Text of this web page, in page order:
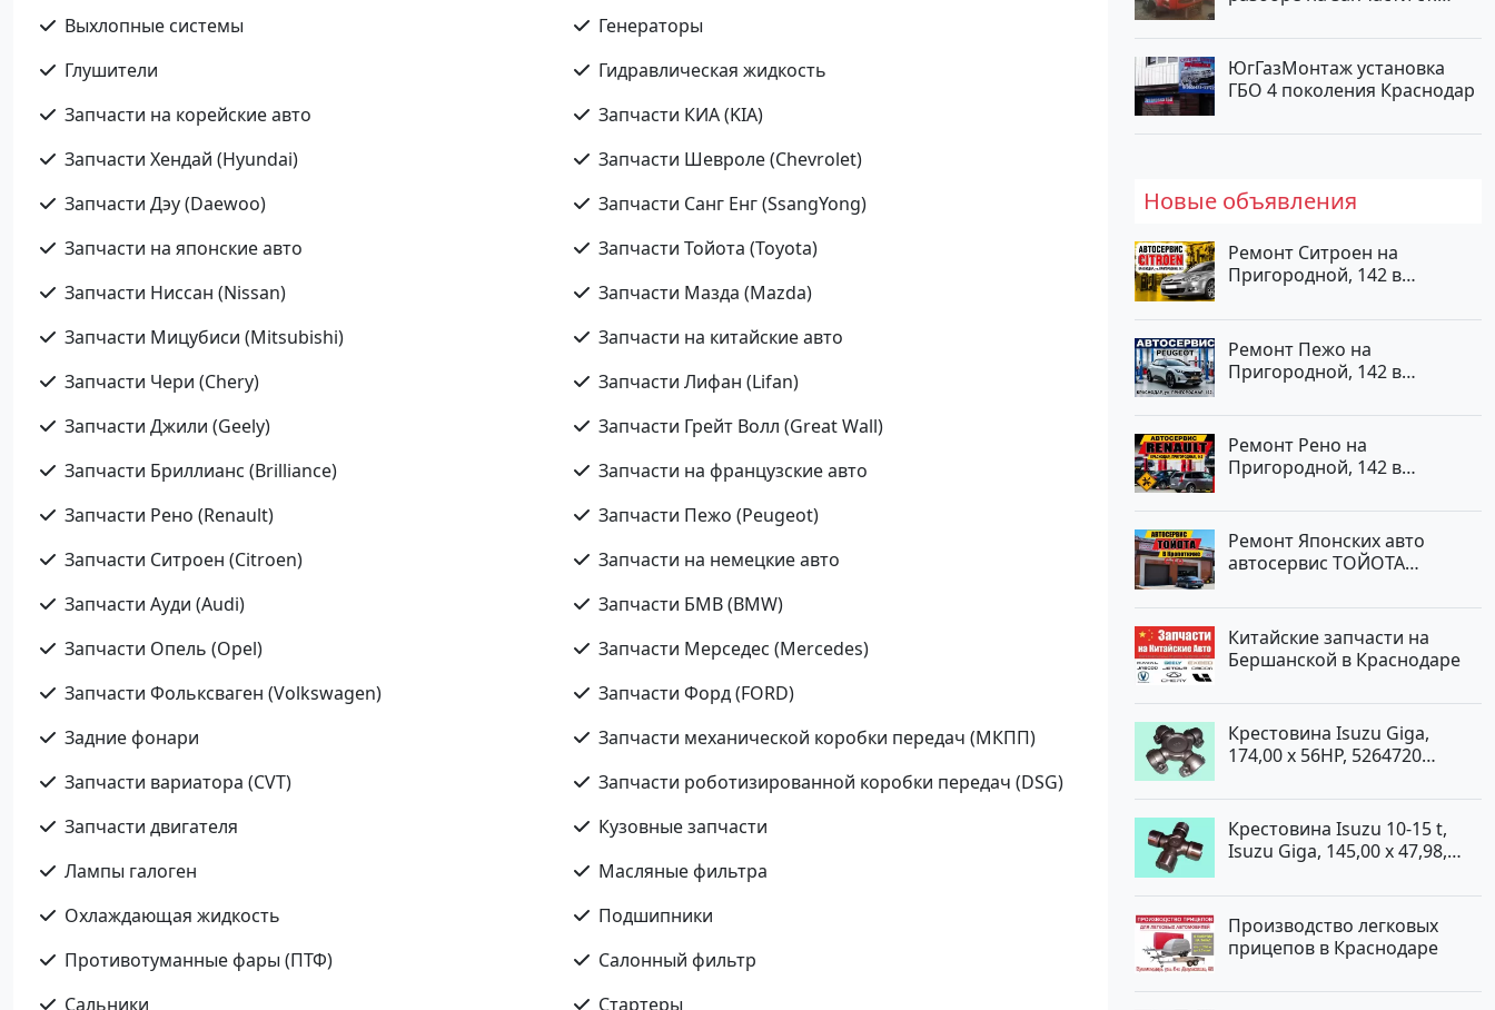
Выхлопные системы
Генераторы
Глушители
Гидравлическая жидкость
Запчасти на корейские авто
Запчасти КИА (KIA)
Запчасти Хендай (Hyundai)
Запчасти Шевроле (Chevrolet)
Запчасти Дэу (Daewoo)
Запчасти Санг Енг (SsangYong)
Запчасти на японские авто
Запчасти Тойота (Toyota)
Запчасти Ниссан (Nissan)
Запчасти Мазда (Mazda)
Запчасти Мицубиси (Mitsubishi)
Запчасти на китайские авто
Запчасти Чери (Chery)
Запчасти Лифан (Lifan)
Запчасти Джили (Geely)
Запчасти Грейт Волл (Great Wall)
Запчасти Бриллианс (Brilliance)
Запчасти на французские авто
Запчасти Рено (Renault)
Запчасти Пежо (Peugeot)
Запчасти Ситроен (Citroen)
Запчасти на немецкие авто
Запчасти Ауди (Audi)
Запчасти БМВ (BMW)
Запчасти Опель (Opel)
Запчасти Мерседес (Mercedes)
Запчасти Фольксваген (Volkswagen)
Запчасти Форд (FORD)
Задние фонари
Запчасти механической коробки передач (МКПП)
Запчасти вариатора (CVT)
Запчасти роботизированной коробки передач (DSG)
Запчасти двигателя
Кузовные запчасти
Лампы галоген
Масляные фильтра
Охлаждающая жидкость
Подшипники
Противотуманные фары (ПТФ)
Салонный фильтр
Сальники
Стартеры
ЮгГазМонтаж установка
ГБО 4 поколения Краснодар
Новые объявления
Ремонт Ситроен на
Пригородной, 142 в
Ремонт Пежо на
Пригородной, 142 в
Ремонт Рено на
Пригородной, 142 в
Ремонт Японских авто
автосервис ТОЙОТА
Китайские запчасти на
Бершанской в Краснодаре
Крестовина Isuzu Giga,
174,00 x 56HP, 5264720
Крестовина Isuzu 10-15 t,
Isuzu Giga, 145,00 x 47,98,
Производство легковых
прицепов в Краснодаре